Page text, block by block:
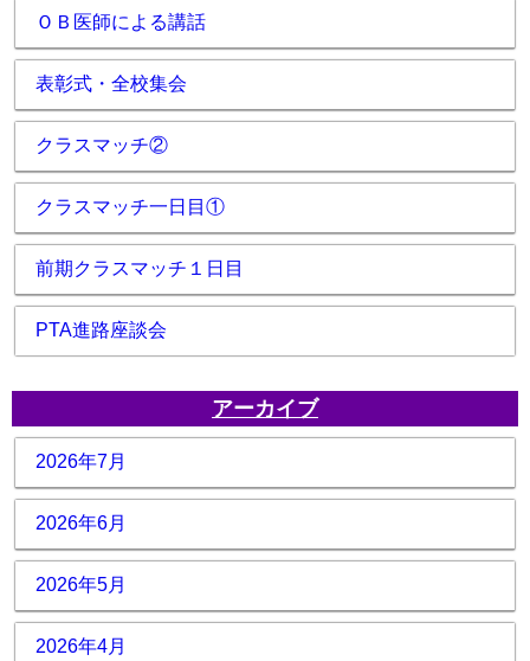
ＯＢ医師による講話
表彰式・全校集会
クラスマッチ②
クラスマッチ一日目①
前期クラスマッチ１日目
PTA進路座談会
アーカイブ
2026年7月
2026年6月
2026年5月
2026年4月